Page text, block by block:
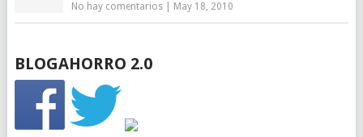
No hay comentarios| May 18, 2010
BLOGAHORRO 2.0